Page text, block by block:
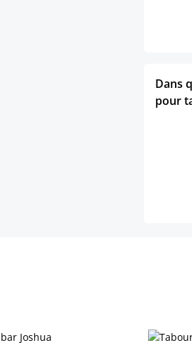
Dans
pour